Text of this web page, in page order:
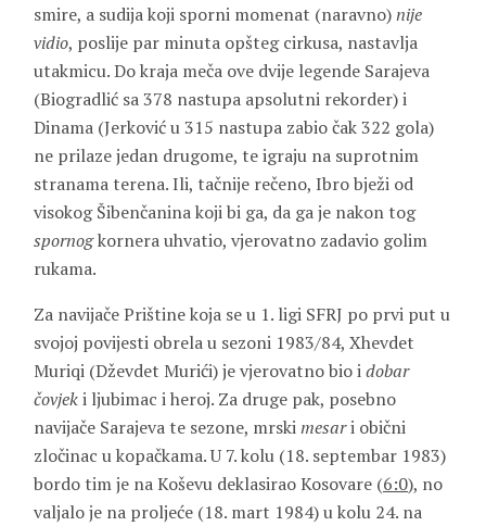
smire, a sudija koji sporni momenat (naravno)nije
vidio, poslije par minuta opšteg cirkusa, nastavlja
utakmicu. Do kraja meča ove dvije legende Sarajeva
(Biogradlić sa 378 nastupa apsolutni rekorder) i
Dinama (Jerković u 315 nastupa zabio čak 322 gola)
ne prilaze jedan drugome, te igraju na suprotnim
stranama terena. Ili, tačnije rečeno, Ibro bježi od
visokog Šibenčanina koji bi ga, da ga je nakon tog
spornogkornera uhvatio, vjerovatno zadavio golim
rukama.
Za navijače Prištine koja se u 1. ligi SFRJ po prvi put u
svojoj povijesti obrela u sezoni 1983/84, Xhevdet
Muriqi (Dževdet Murići) je vjerovatno bio idobar
čovjeki ljubimac i heroj. Za druge pak, posebno
navijače Sarajeva te sezone, mrskimesari obični
zločinac u kopačkama. U 7. kolu (18. septembar 1983)
bordo tim je na Koševu deklasirao Kosovare (6:0), no
valjalo je na proljeće (18. mart 1984) u kolu 24. na